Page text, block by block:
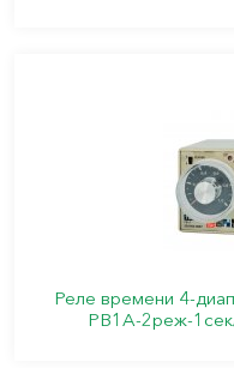
Реле времени 4-
РВ1А-2реж-